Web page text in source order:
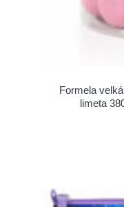
Formela
limeta